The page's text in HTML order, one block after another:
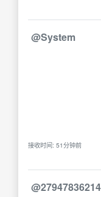
@System
接收时间: 51分钟前